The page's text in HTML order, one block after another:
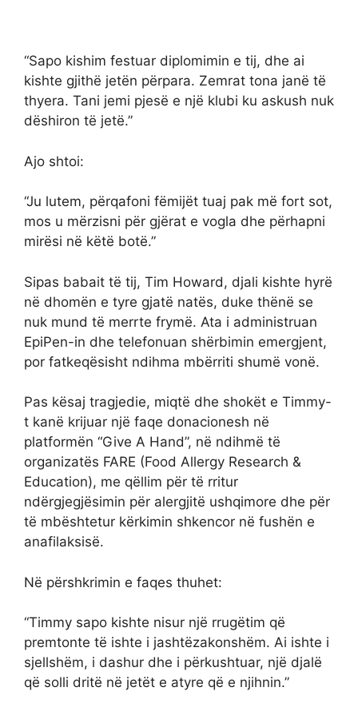
“Sapo kishim festuar diplomimin e tij, dhe ai
kishte gjithë jetën përpara. Zemrat tona janë të
thyera. Tani jemi pjesë e një klubi ku askush nuk
dëshiron të jetë.”
Ajo shtoi:
“Ju lutem, përqafoni fëmijët tuaj pak më fort sot,
mos u mërzisni për gjërat e vogla dhe përhapni
mirësi në këtë botë.”
Sipas babait të tij, Tim Howard, djali kishte hyrë
në dhomën e tyre gjatë natës, duke thënë se
nuk mund të merrte frymë. Ata i administruan
EpiPen-in dhe telefonuan shërbimin emergjent,
por fatkeqësisht ndihma mbërriti shumë vonë.
Pas kësaj tragjedie, miqtë dhe shokët e Timmy-
t kanë krijuar një faqe donacionesh në
platformën “Give A Hand”, në ndihmë të
organizatës FARE (Food Allergy Research &
Education), me qëllim për të rritur
ndërgjegjësimin për alergjitë ushqimore dhe për
të mbështetur kërkimin shkencor në fushën e
anafilaksisë.
Në përshkrimin e faqes thuhet:
“Timmy sapo kishte nisur një rrugëtim që
premtonte të ishte i jashtëzakonshëm. Ai ishte i
sjellshëm, i dashur dhe i përkushtuar, një djalë
që solli dritë në jetët e atyre që e njihnin.”